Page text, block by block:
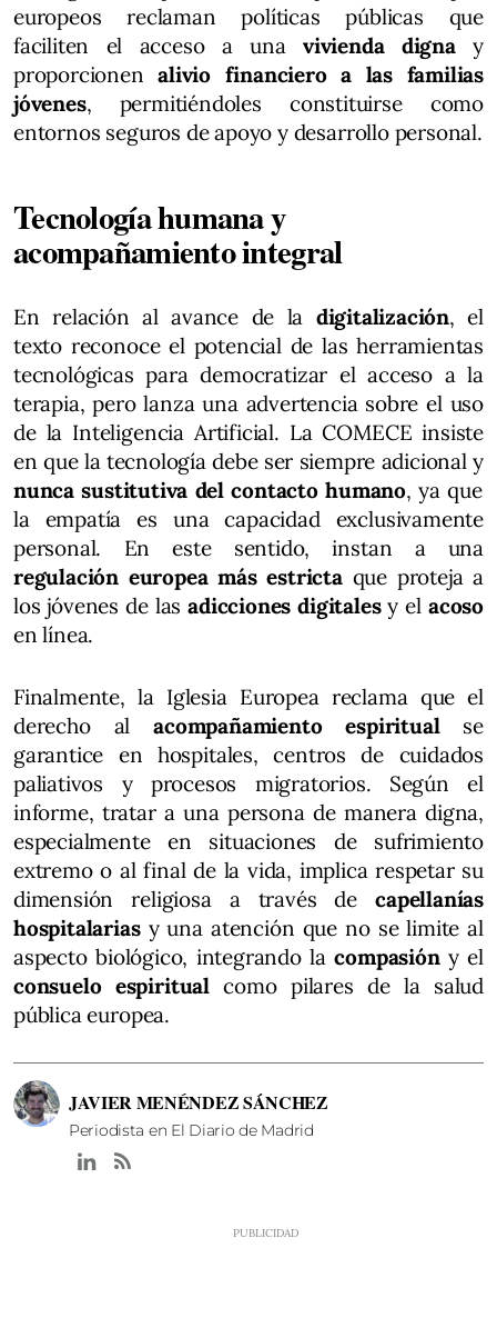
europeos reclaman políticas públicas que
faciliten el acceso a una vivienda dignay
proporcionenalivio financiero a las familias
jóvenes, permitiéndoles constituirse como
entornos seguros de apoyo y desarrollo personal.
Tecnología humana y
acompañamiento integral
En relación al avance de la digitalización, el
texto reconoce el potencial de las herramientas
tecnológicas para democratizar el acceso a la
terapia, pero lanza una advertencia sobre el uso
de la Inteligencia Artificial. La COMECE insiste
en que la tecnología debe ser siempre adicional y
nunca sustitutiva del contacto humano, ya que
la empatía es una capacidad exclusivamente
personal. En este sentido, instan a una
regulación europea más estrictaque proteja a
los jóvenes de las adicciones digitalesy el acoso
en línea.
Finalmente, la Iglesia Europea reclama que el
derecho al acompañamiento espiritualse
garantice en hospitales, centros de cuidados
paliativos y procesos migratorios. Según el
informe, tratar a una persona de manera digna,
especialmente en situaciones de sufrimiento
extremo o al final de la vida, implica respetar su
dimensión religiosa a través decapellanías
hospitalariasy una atención que no se limite al
aspecto biológico, integrando lacompasióny el
consuelo espiritualcomo pilares de la salud
pública europea.
JAVIER MENÉNDEZ SÁNCHEZ
Periodista en El Diario de Madrid